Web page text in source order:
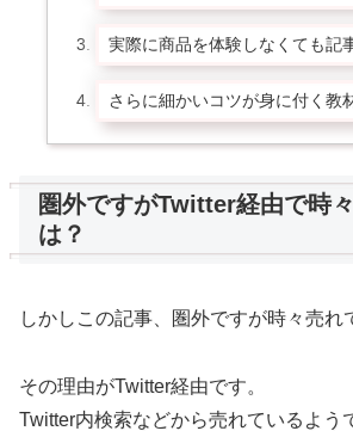
実際に商品を体験しなくても記
さらに細かいコツが身に付く教
圏外ですがTwitter経由で時
は？
しかしこの記事、圏外ですが時々売れ
その理由がTwitter経由です。
Twitter内検索などから売れているよう